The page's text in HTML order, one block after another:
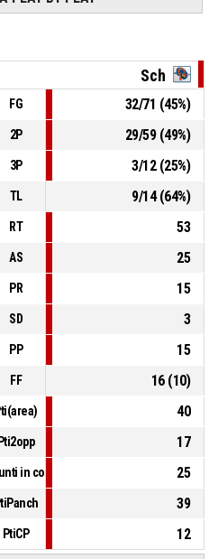
22, Andre' O., Rimbalzo offensivo
- Tiro in sospensione sbagliato
22, Andre' O. , Rimbalzo difensivo
sospensione sbagliato P4 00:31
Sch
FG 32/71 (45%)
2P 29/59(49%)
3P 3/12(25%)
TL 9/14(64%)
RT
53
AS
25
PR
15
SD
3
PP
15
FF 16(10)
40
Pti2opp
17
in contropiede
25
39
PtiCP 12